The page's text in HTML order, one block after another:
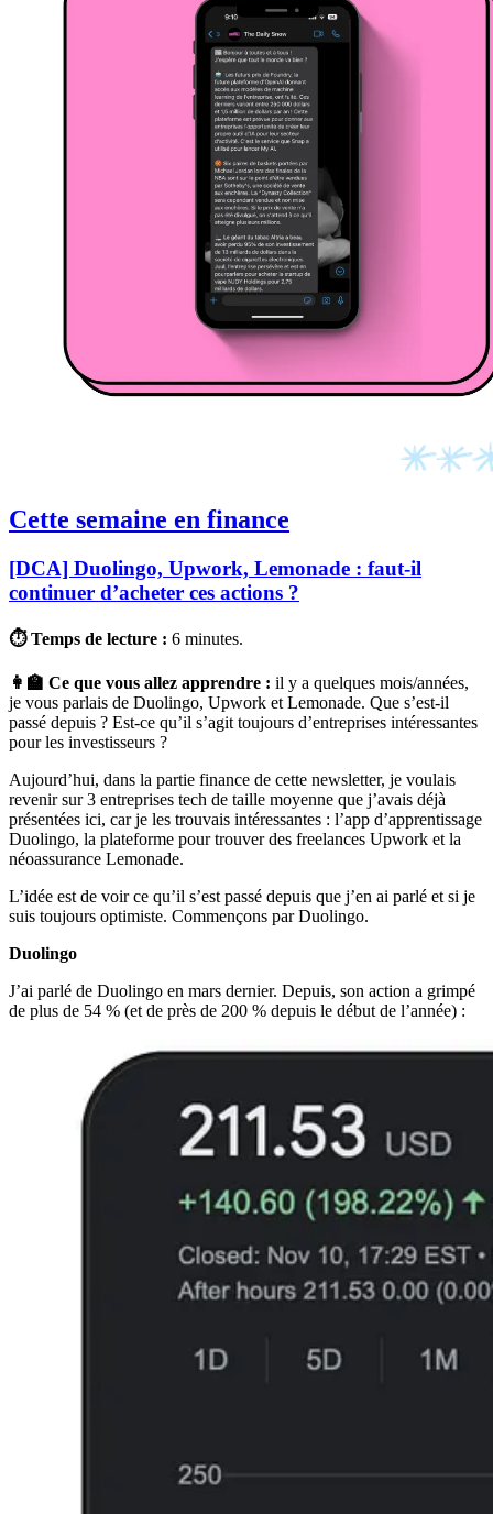
Cette semaine en finance
[DCA] Duolingo, Upwork, Lemonade : faut-il
continuer d’acheter ces actions ?
⏱ Temps de lecture : 6 minutes.
👩‍🏫 Ce que vous allez apprendre : il y a quelques mois/années,
je vous parlais de Duolingo, Upwork et Lemonade. Que s’est-il
passé depuis ? Est-ce qu’il s’agit toujours d’entreprises intéressantes
pour les investisseurs ?
Aujourd’hui, dans la partie finance de cette newsletter, je voulais
revenir sur 3 entreprises tech de taille moyenne que j’avais déjà
présentées ici, car je les trouvais intéressantes : l’app d’apprentissage
Duolingo, la plateforme pour trouver des freelances Upwork et la
néoassurance Lemonade.
L’idée est de voir ce qu’il s’est passé depuis que j’en ai parlé et si je
suis toujours optimiste. Commençons par Duolingo.
Duolingo
J’ai parlé de Duolingo en mars dernier. Depuis, son action a grimpé
de plus de 54 % (et de près de 200 % depuis le début de l’année) :